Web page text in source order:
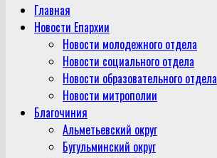
Главная
Новости Епархии
Новости молодежного отдела
Новости социального отдела
Новости образовательного отдела
Новости митрополии
Благочиния
Альметьевский округ
Бугульминский округ